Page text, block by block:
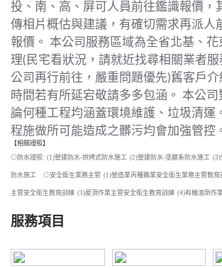
投、南、高、屏可人員前往鑑識報價，
傳相片概估與建議，有確切需求再派人
報價。 本公司服務區域為全省北基、花
理(民宅看狀況，請就近找尋相關業者
公司再行前往，嚴重問題優先)舊客戶介
時間若有所延宕敬請多多包涵。 本公
論何種工程均涵蓋環境維護、垃圾清運
程施做所可能造成之髒污均會加強管控
【相關證照】
◎防水證照: (1)營建防水-烘烤式防水施工 (2)營建防水-塗膜系防水施工 (3)
防水施工 ◎安全衛生業務主管 (1)營造業丙種職業安全衛生業務主管教育
主管安全衛生教育訓練 (3)屋頂作業主管安全衛生教育訓練 (4)有機溶劑作
服務項目